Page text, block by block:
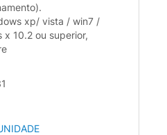
xp/ vista / win7 /
x 10.2 ou superior,